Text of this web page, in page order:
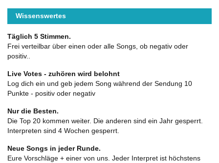
Wissenswertes
Täglich 5 Stimmen.
Frei verteilbar über einen oder alle Songs, ob negativ oder
positiv..
Live Votes - zuhören wird belohnt
Log dich ein und geb jedem Song während der Sendung 10
Punkte - positiv oder negativ
Nur die Besten.
Die Top 20 kommen weiter. Die anderen sind ein Jahr gesperrt.
Interpreten sind 4 Wochen gesperrt.
Neue Songs in jeder Runde.
Eure Vorschläge + einer von uns. Jeder Interpret ist höchstens